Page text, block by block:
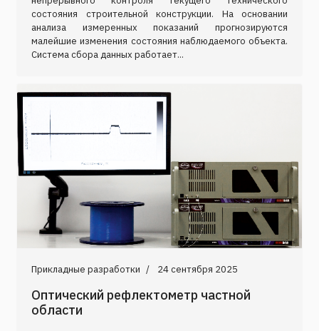
состояния строительной конструкции. На основании
анализа измеренных показаний прогнозируются
малейшие изменения состояния наблюдаемого объекта.
Система сбора данных работает...
Прикладные разработки 24 сентября 2025
Оптический рефлектометр частной
области